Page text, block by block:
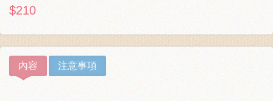
$210
內容 注意事項